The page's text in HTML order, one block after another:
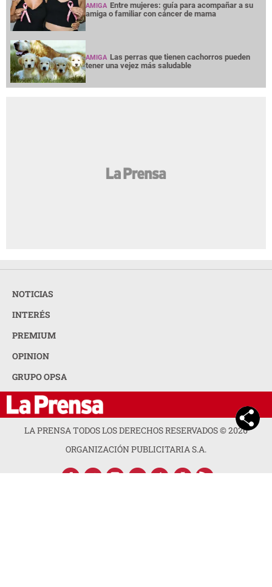
AMIGA Entre mujeres: guía para acompañar a su
amiga o familiar con cáncer de mama
AMIGA Las perras que tienen cachorros pueden
tener una vejez más saludable
NOTICIAS
INTERÉS
PREMIUM
OPINION
GRUPO OPSA
LA PRENSA TODOS LOS DERECHOS RESERVADOS ©2026
ORGANIZACIÓN PUBLICITARIA S.A.